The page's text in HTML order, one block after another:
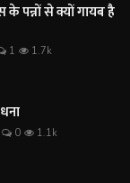
पन्नों से क्यों गायब है
1 1.7k
0 1.1k